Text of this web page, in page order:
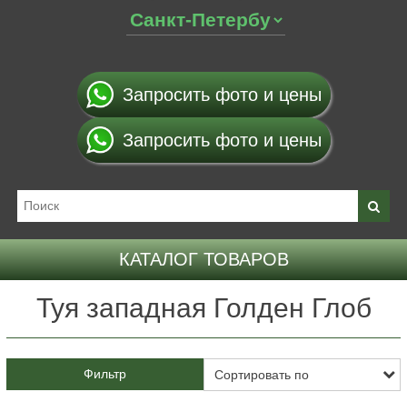
Запросить фото и цены
Запросить фото и цены
КАТАЛОГ ТОВАРОВ
Туя западная Голден Глоб
Фильтр